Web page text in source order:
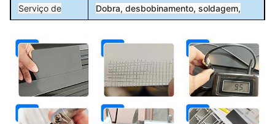
Serviço de
Dobra, desbobinamento, soldagem,
Material Liga de alumínio 6061 6063
Detalhes da
embalagem
Película protetora + película
termorretrátil